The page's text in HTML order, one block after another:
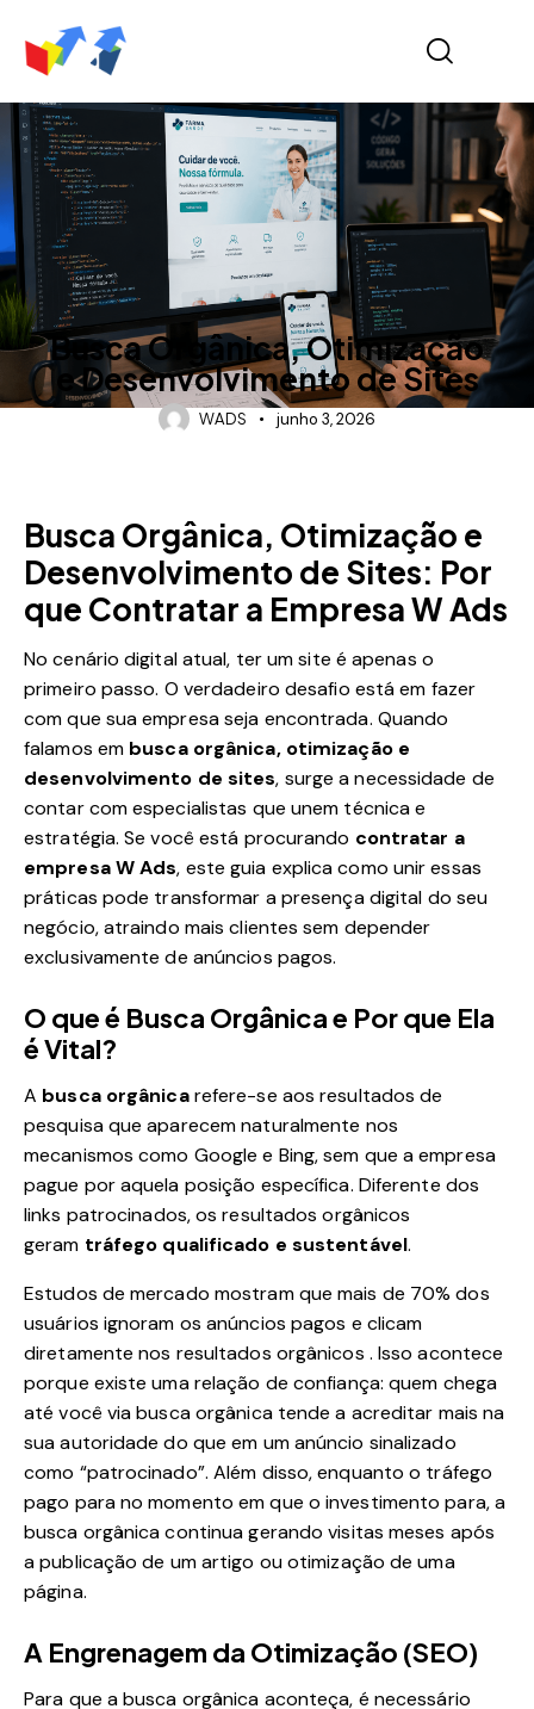
POST
Busca Orgânica, Otimização
e Desenvolvimento de Sites
WADS junho 3, 2026
Busca Orgânica, Otimização e
Desenvolvimento de Sites: Por
que Contratar a Empresa W Ads
No cenário digital atual, ter um site é apenas o
primeiro passo. O verdadeiro desafio está em fazer
com que sua empresa seja encontrada. Quando
falamos em busca orgânica, otimização e
desenvolvimento de sites, surge a necessidade de
contar com especialistas que unem técnica e
estratégia. Se você está procurando contratar a
empresa W Ads, este guia explica como unir essas
práticas pode transformar a presença digital do seu
negócio, atraindo mais clientes sem depender
exclusivamente de anúncios pagos.
O que é Busca Orgânica e Por que Ela
é Vital?
A busca orgânicarefere-se aos resultados de
pesquisa que aparecem naturalmente nos
mecanismos como Google e Bing, sem que a empresa
pague por aquela posição específica. Diferente dos
links patrocinados, os resultados orgânicos
geram tráfego qualificado e sustentável.
Estudos de mercado mostram que mais de 70% dos
usuários ignoram os anúncios pagos e clicam
diretamente nos resultados orgânicos . Isso acontece
porque existe uma relação de confiança: quem chega
até você via busca orgânica tende a acreditar mais na
sua autoridade do que em um anúncio sinalizado
como “patrocinado”. Além disso, enquanto o tráfego
pago para no momento em que o investimento para, a
busca orgânica continua gerando visitas meses após
a publicação de um artigo ou otimização de uma
página.
A Engrenagem da Otimização (SEO)
Para que a busca orgânica aconteça, é necessário